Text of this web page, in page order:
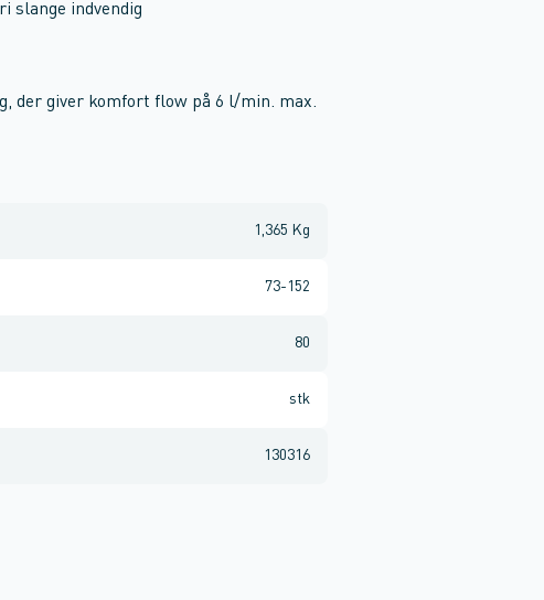
slange indvendig
der giver komfort flow på 6 l/min. max.
1,365 Kg
73-152
80
stk
130316